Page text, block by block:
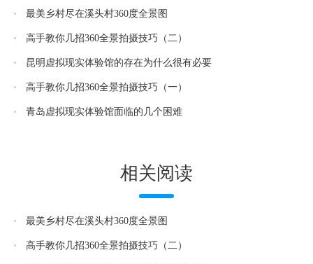
最美乡村尽在溪头村360度全景图
高手教你几招360全景拍摄技巧（二）
昆明虚拟现实体验馆的存在为什么很有必要
高手教你几招360全景拍摄技巧（一）
青岛虚拟现实体验馆面临的几个困难
相关阅读
最美乡村尽在溪头村360度全景图
高手教你几招360全景拍摄技巧（二）